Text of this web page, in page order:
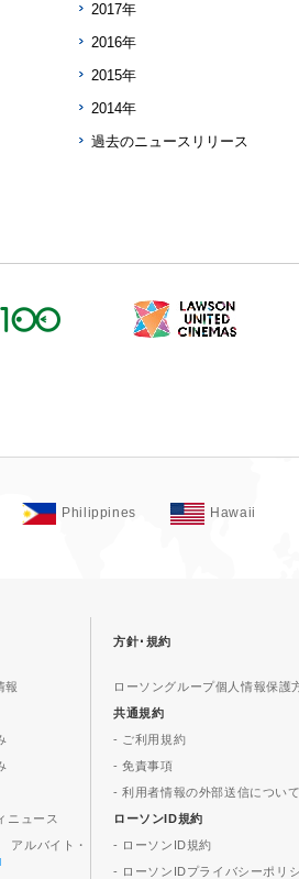
2017年
2016年
2015年
2014年
過去のニュースリリース
Philippines Hawaii
報
ニュース
アルバイト・
方針･規約
ローソングループ個人情報保護
共通規約
- ご利用規約
- 免責事項
- 利用者情報の外部送信について
ローソンID規約
- ローソンID規約
- ローソンIDプライバシーポリ